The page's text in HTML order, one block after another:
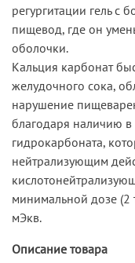
регургитации гель с
пищевод, где он
оболочки.
Кальция карбонат
желудочного сока,
нарушение
благодаря наличию в
гидрокарбоната,
нейтрализующим
минимальной дозе (2
мЭкв.
Описание товара